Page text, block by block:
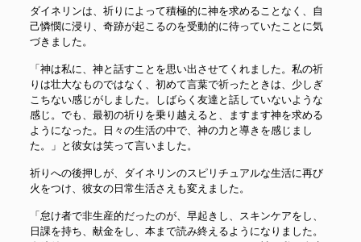
ダイネリンは、祈りによって積極的に神を求めることなく、自
己憐憫に浸り、奇跡が起こるのを受動的に待っていたことに気
づきました。
「神は私に、神と話すことを思い出させてくれました。私の祈
りは壮大なものではなく、初めて言葉で祈ったときは、少しぎ
こちない感じがしました。しばらく友達と話していないような
感じ。でも、最初の祈りを乗り越えると、ますます神を求める
ようになった。日々の生活の中で、神の力と導きを感じまし
た。」と彼女は笑って言いました。
祈りへの後押しが、ダイネリンのスピリチュアルな生活に再び
火をつけ、彼女の日常生活さえも変えました。
「怠け者で非生産的だったのが、早起きし、スキンケアをし、
日課を持ち、献金をし、本まで読み終えるようになりました。